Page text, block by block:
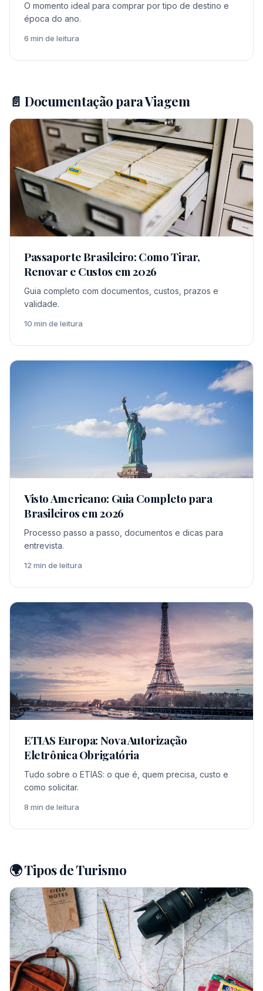
O momento ideal para comprar por tipo de destino e
época do ano.
6 min de leitura
📄 Documentação para Viagem
Passaporte Brasileiro: Como Tirar,
Renovar e Custos em 2026
Guia completo com documentos, custos, prazos e
validade.
10 min de leitura
Visto Americano: Guia Completo para
Brasileiros em 2026
Processo passo a passo, documentos e dicas para
entrevista.
12 min de leitura
ETIAS Europa: Nova Autorização
Eletrônica Obrigatória
Tudo sobre o ETIAS: o que é, quem precisa, custo e
como solicitar.
8 min de leitura
🌍 Tipos de Turismo